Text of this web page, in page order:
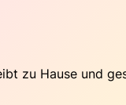
zu Hause und